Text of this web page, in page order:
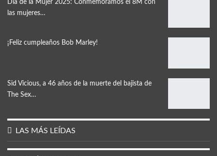
Día de la Mujer 2025: Conmemoramos el 8M con
las mujeres…
¡Feliz cumpleaños Bob Marley!
Sid Vicious, a 46 años de la muerte del bajista de
The Sex…
LAS MÁS LEÍDAS